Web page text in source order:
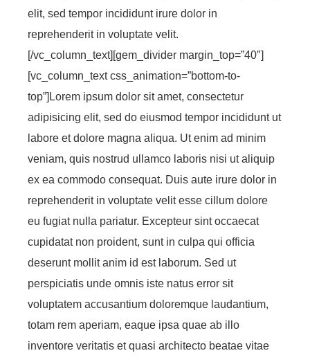
elit, sed tempor incididunt irure dolor in
reprehenderit in voluptate velit.
[/vc_column_text][gem_divider margin_top=”40″]
[vc_column_text css_animation=”bottom-to-
top”]Lorem ipsum dolor sit amet, consectetur
adipisicing elit, sed do eiusmod tempor incididunt ut
labore et dolore magna aliqua. Ut enim ad minim
veniam, quis nostrud ullamco laboris nisi ut aliquip
ex ea commodo consequat. Duis aute irure dolor in
reprehenderit in voluptate velit esse cillum dolore
eu fugiat nulla pariatur. Excepteur sint occaecat
cupidatat non proident, sunt in culpa qui officia
deserunt mollit anim id est laborum. Sed ut
perspiciatis unde omnis iste natus error sit
voluptatem accusantium doloremque laudantium,
totam rem aperiam, eaque ipsa quae ab illo
inventore veritatis et quasi architecto beatae vitae